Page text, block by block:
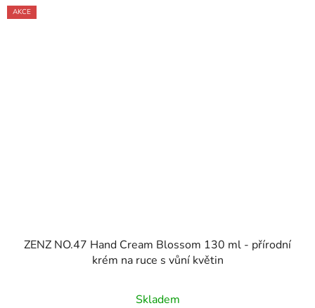
AKCE
ZENZ NO.47 Hand Cream Blossom 130 ml - přírodní
krém na ruce s vůní květin
Skladem